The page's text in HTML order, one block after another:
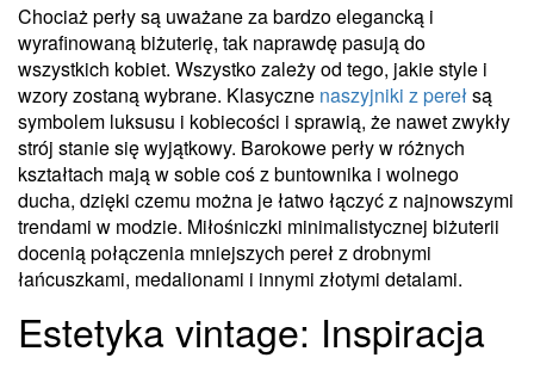
Chociaż perły są uważane za bardzo elegancką i
wyrafinowaną biżuterię, tak naprawdę pasują do
wszystkich kobiet. Wszystko zależy od tego, jakie style i
wzory zostaną wybrane. Klasyczne naszyjniki z perełsą
symbolem luksusu i kobiecości i sprawią, że nawet zwykły
strój stanie się wyjątkowy. Barokowe perły w różnych
kształtach mają w sobie coś z buntownika i wolnego
ducha, dzięki czemu można je łatwo łączyć z najnowszymi
trendami w modzie. Miłośniczki minimalistycznej biżuterii
docenią połączenia mniejszych pereł z drobnymi
łańcuszkami, medalionami i innymi złotymi detalami.
Estetyka vintage: Inspiracja